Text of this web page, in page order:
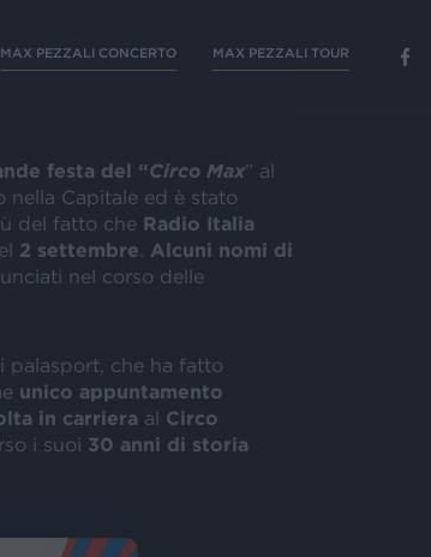
MAX PEZZALI CONCERTO MAX PEZZALI TOUR
festa del “Circo Max” al
nella Capitale ed è stato
del fatto che Radio Italia
2 settembre
Alcuni nomi di
nel corso delle
palasport, che ha fatto
unico appuntamento
in carriera al Circo
i suoi 30 anni di storia